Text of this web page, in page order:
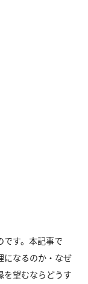
です。本記事で
になるのか・なぜ
を望むならどうす